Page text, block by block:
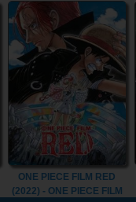
ONE PIECE FILM RED
(2022) - ONE PIECE FILM